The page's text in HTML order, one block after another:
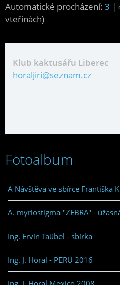
Automatické procházení: 3 |
vteřinách)
Klub kaktusářu Liberec
horaljiri@seznam.cz
Fotoalbum
A Návštěva ve sbírce Františka
A. myriostigma "ZEBRA" -
Ing. Ervín Taübel - sbírka
Ing. J. Horal - PERU 2016